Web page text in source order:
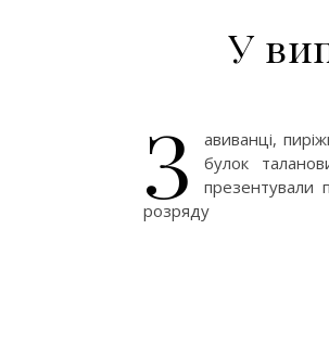
У
З
авиванці,
булок
презентували
розряду